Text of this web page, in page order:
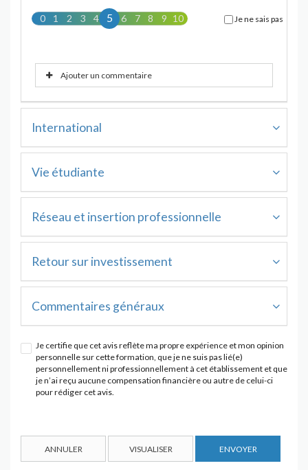
5
0 1 2 3 4 5 6 7 8 9 10 Je ne sais pas
Ajouter un commentaire
International
Vie étudiante
Réseau et insertion professionnelle
Retour sur investissement
Commentaires généraux
Je certifie que cet avis reflète ma propre expérience et mon opinion
personnelle sur cette formation, que je ne suis pas lié(e)
personnellement ni professionnellement à cet établissement et que
je n’ai reçu aucune compensation financière ou autre de celui-ci
pour rédiger cet avis.
ANNULER VISUALISER ENVOYER